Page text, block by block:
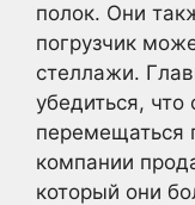
полок. Они
погрузчик
стеллажи.
убедиться,
перемещаться
компании
который они